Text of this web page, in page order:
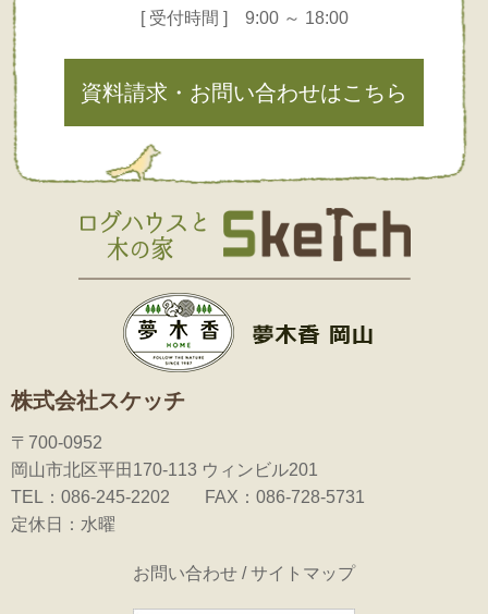
[ 受付時間 ] 9:00 ～ 18:00
資料請求・お問い合わせはこちら
株式会社スケッチ
〒700-0952
岡山市北区平田170-113 ウィンビル201
TEL：086-245-2202 FAX：086-728-5731
定休日：水曜
お問い合わせ /サイトマップ